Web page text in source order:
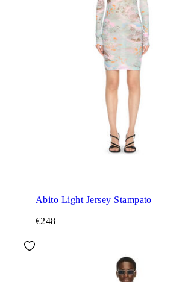
Abito Light Jersey Stampato
€248